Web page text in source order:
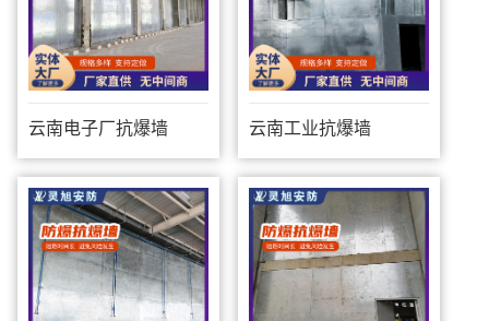
云南电子厂抗爆墙 云南工业抗爆墙